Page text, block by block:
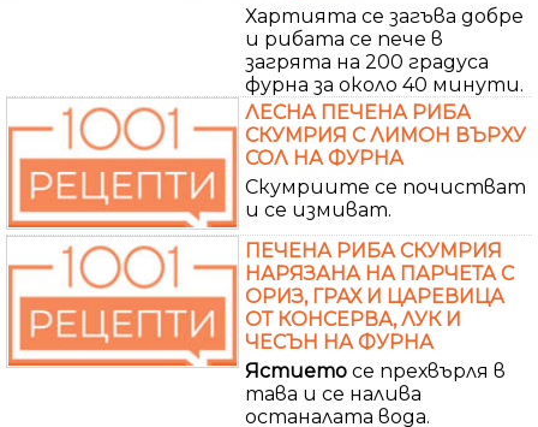
Хартията се загъва добре
и рибата се пече в
загрята на 200 градуса
фурна за около 40 минути.
ЛЕСНА ПЕЧЕНА РИБА
СКУМРИЯ С ЛИМОН ВЪРХУ
СОЛ НА ФУРНА
Скумриите се почистват
и се измиват.
ПЕЧЕНА РИБА СКУМРИЯ
НАРЯЗАНА НА ПАРЧЕТА С
ОРИЗ, ГРАХ И ЦАРЕВИЦА
ОТ КОНСЕРВА, ЛУК И
ЧЕСЪН НА ФУРНА
Ястието се прехвърля в
тава и се налива
останалата вода.